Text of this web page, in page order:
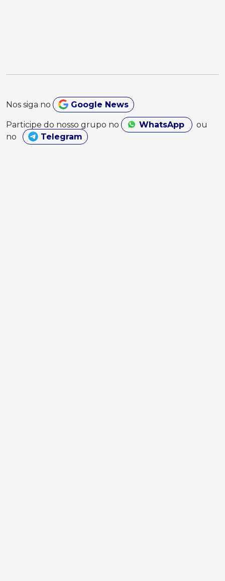
Nos siga no Google News
Participe do nosso grupo no WhatsApp
ou
no
Telegram